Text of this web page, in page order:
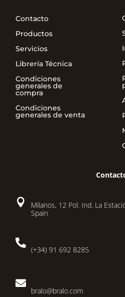
Contacto
Productos
Servicios
Librería Técnica
Condiciones
generales de
compra
Condiciones
generales de venta

Milanos, 12 Pol. Ind. La
Spain

(+34) 91 692 8285

bralo@bralo.com